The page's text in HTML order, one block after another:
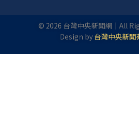
© 2026 台灣中央新聞網｜All
Design by 台灣中央新聞